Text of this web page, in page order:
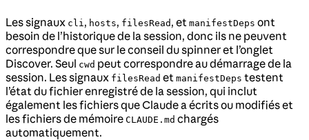
Les signaux cli , hosts, filesRead , et manifestDeps ont
besoin de l’historique de la session, donc ils ne peuvent
correspondre que sur le conseil du spinner et l’onglet
Discover. Seul cwd peut correspondre au démarrage de la
session. Les signaux filesRead et manifestDeps testent
l’état du fichier enregistré de la session, qui inclut
également les fichiers que Claude a écrits ou modifiés et
les fichiers de mémoire CLAUDE.md chargés
automatiquement.